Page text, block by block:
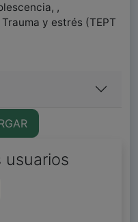
,
y estrés (TEPT
usuarios